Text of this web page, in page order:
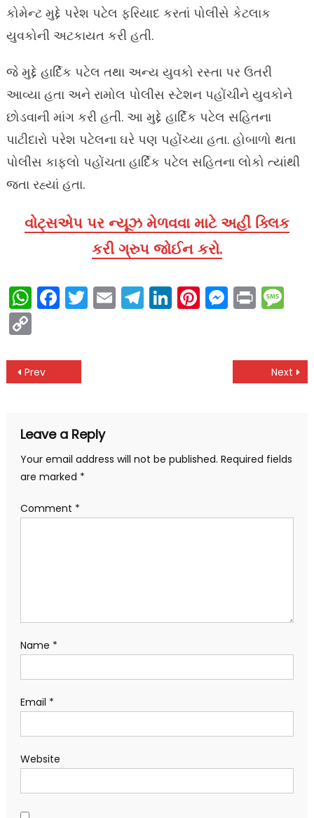
કોમેન્ટ મુદ્દે પરેશ પટેલ ફરિયાદ કરતાં પોલીસે કેટલાક
યુવકોની અટકાયત કરી હતી.
જે મુદ્દે હાર્દિક પટેલ તથા અન્ય યુવકો રસ્તા પર ઉતરી
આવ્યા હતા અને રામોલ પોલીસ સ્ટેશન પહોંચીને યુવકોને
છોડવાની માંગ કરી હતી. આ મુદ્દે હાર્દિક પટેલ સહિતના
પાટીદારો પરેશ પટેલના ઘરે પણ પહોંચ્યા હતા. હોબાળો થતા
પોલીસ કાફલો પહોંચતા હાર્દિક પટેલ સહિતના લોકો ત્યાંથી
જતા રહ્યાં હતા.
વોટ્સએપ પર ન્યૂઝ મેળવવા માટે અહીં ક્લિક
કરી ગ્રુપ જોઈન કરો.
WhatsApp
Facebook
Twitter
EmailTelegram
LinkedIn
Pinterest
Print
Copy
Post
Prev Next
Leave a Reply
Your email address will not be published. Required fields
are marked *
Comment *
Name *
Email *
Website